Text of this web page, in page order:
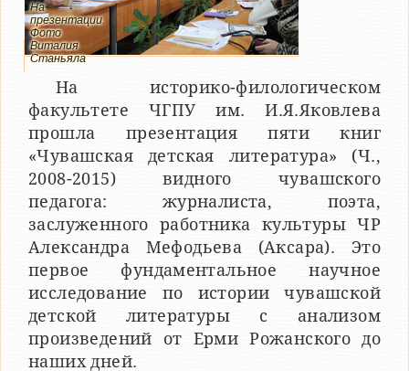
На
презентации.
Фото
Виталия
Станьяла
На историко-филологическом
факультете ЧГПУ им. И.Я.Яковлева
прошла презентация пяти книг
«Чувашская детская литература» (Ч.,
2008-2015) видного чувашского
педагога: журналиста, поэта,
заслуженного работника культуры ЧР
Александра Мефодьева (Аксара). Это
первое фундаментальное научное
исследование по истории чувашской
детской литературы с анализом
произведений от Ерми Рожанского до
наших дней.